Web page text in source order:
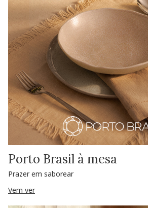
Porto Brasil à mesa
Prazer em saborear
Vem ver